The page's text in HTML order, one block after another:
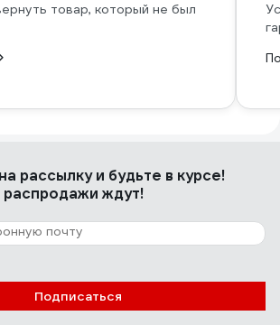
товар, который не был
на рассылкуи будьте в курсе!
распродажи ждут!
Подписаться